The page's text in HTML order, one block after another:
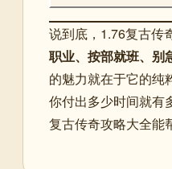
说到底，1.76复古传
职业、按部就班、别
的魅力就在于它的
你付出多少时间就有
复古传奇攻略大全能